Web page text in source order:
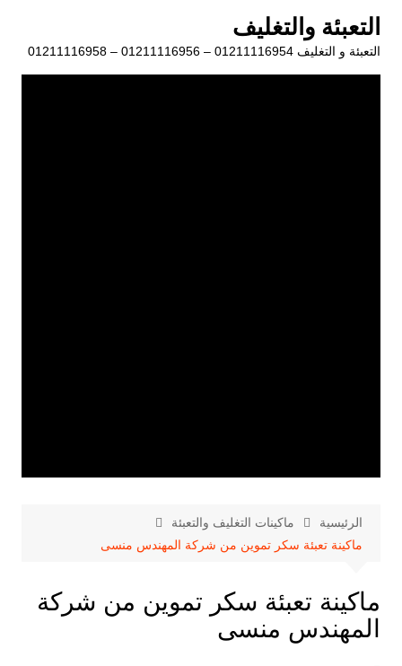
المحتوى
التعبئة والتغليف
التعبئة و التغليف 01211116954 – 01211116956 – 01211116958
الرئيسية
ماكينات التغليف والتعبئة
ماكينة تعبئة سكر تموين من شركة المهندس منسى
ماكينة تعبئة سكر تموين من شركة
المهندس منسى